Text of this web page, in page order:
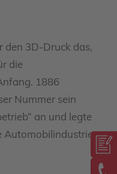
den 3D-Druck das,
die
1886
Nummer sein
an und legte
Automobilindustrie